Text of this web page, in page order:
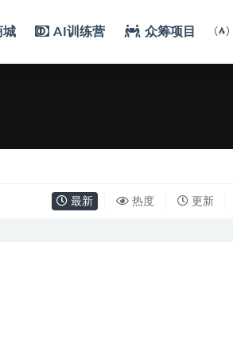
城 AI训练营 众筹项目
最新 热度 更新